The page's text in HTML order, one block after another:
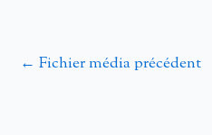
← Fichier média précédent